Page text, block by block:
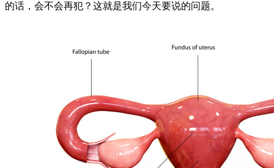
的话，会不会再犯？这就是我们今天要说的问题。